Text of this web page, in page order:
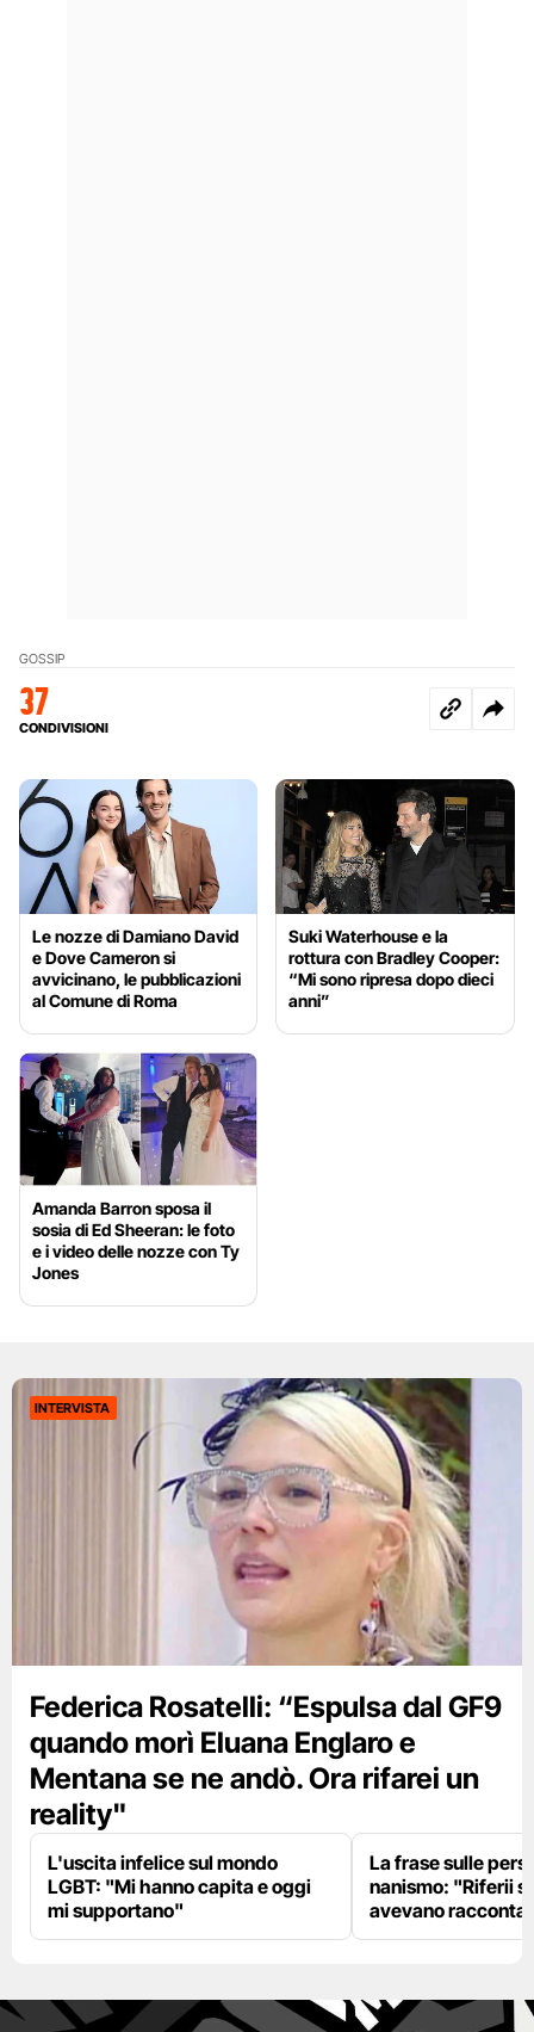
GOSSIP
37
CONDIVISIONI
Le nozze di Damiano David
e Dove Cameron si
avvicinano, le pubblicazioni
al Comune di Roma
Suki Waterhouse e la
rottura con Bradley Cooper:
“Mi sono ripresa dopo dieci
anni”
Amanda Barron sposa il
sosia di Ed Sheeran: le foto
e i video delle nozze con Ty
Jones
INTERVISTA
Federica Rosatelli: “Espulsa dal GF9
quando morì Eluana Englaro e
Mentana se ne andò. Ora rifarei un
reality"
L'uscita infelice sul mondo
LGBT: "Mi hanno capita e oggi
mi supportano"
La frase sulle
nanismo: "Riferii
avevano